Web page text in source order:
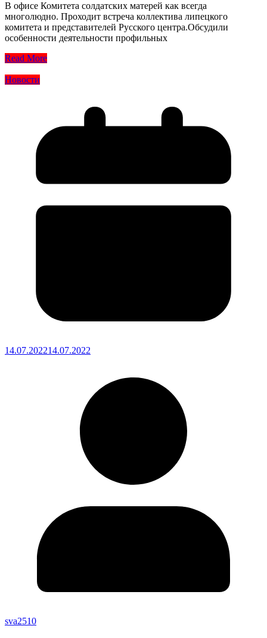
В офисе Комитета солдатских матерей как всегда
многолюдно. Проходит встреча коллектива липецкого
комитета и представителей Русского центра.Обсудили
особенности деятельности профильных
Read More
Новости
14.07.202214.07.2022
sva2510